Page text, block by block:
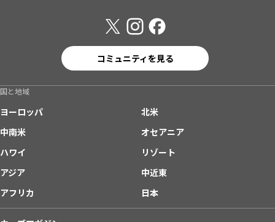
コミュニティを見る
国と地域
ヨーロッパ
北米
中南米
オセアニア
ハワイ
リゾート
アジア
中近東
アフリカ
日本